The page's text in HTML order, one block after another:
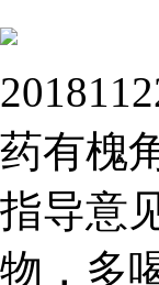
药有槐
指导意
物，多